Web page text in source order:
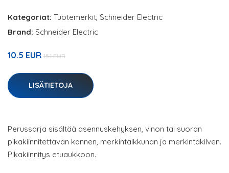
Kategoriat: Tuotemerkit, Schneider Electric
Brand: Schneider Electric
10.5 EUR 15.1 EUR
LISÄTIETOJA
Perussarja sisältää asennuskehyksen, vinon tai suoran
pikakiinnitettävän kannen, merkintäikkunan ja merkintäkilven.
Pikakiinnitys etuaukkoon.